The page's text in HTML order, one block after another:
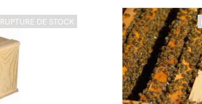
RUPTURE DE STOCK